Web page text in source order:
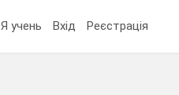
Я учень Вхід Реєстрація